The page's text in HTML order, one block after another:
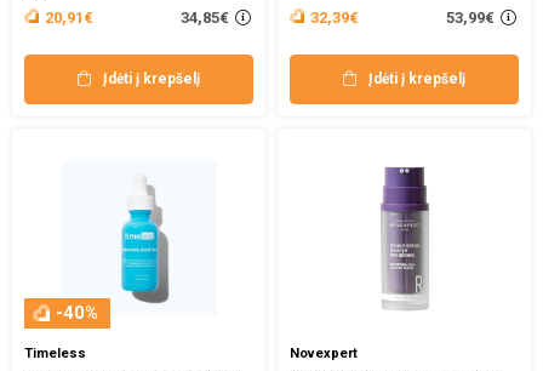
20,91€
34,85€
Įdėti į krepšelį
32,39€ 53,99€
Įdėti į krepšelį
-40%
Timeless Novexpert